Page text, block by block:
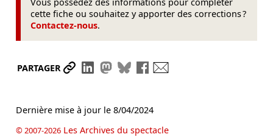
cette fiche ou souhaitez y apporter des corrections ?
Contactez-nous.
PARTAGER Partager le lien
Partager sur LinkedIn
Partager sur Mastodon
Partager sur Bluesky
Partager sur Facebook
Dernière mise à jour le 8/04/2024
© 2007-2026Les Archives du spectacle